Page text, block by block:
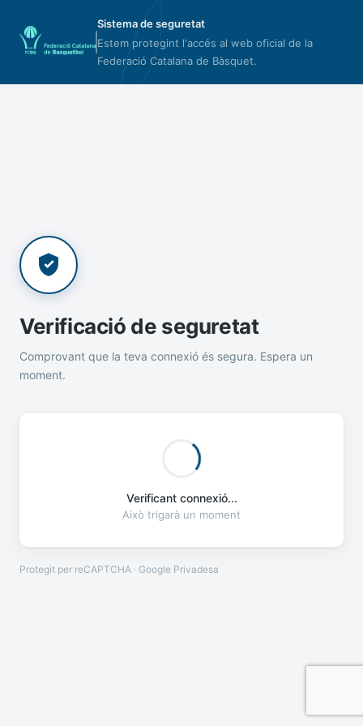
Sistema de seguretat
Estem protegint l'accés al web oficial de la
Federació Catalana de Bàsquet.
Verificació de seguretat
Comprovant que la teva connexió és segura. Espera un
moment.
Verificant connexió...
Això trigarà un moment
Protegit per reCAPTCHA · Google Privadesa